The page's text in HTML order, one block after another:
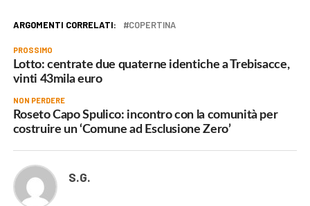
ARGOMENTI CORRELATI: COPERTINA
PROSSIMO
Lotto: centrate due quaterne identiche a Trebisacce,
vinti 43mila euro
NON PERDERE
Roseto Capo Spulico: incontro con la comunità per
costruire un ‘Comune ad Esclusione Zero’
S.G.